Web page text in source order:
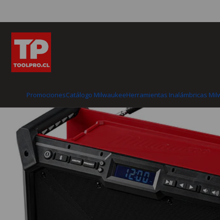
PromocionesCatálogo MilwaukeeHerramientas Inalámbricas
Herramientas